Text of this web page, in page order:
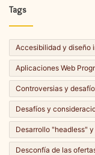
Tags
Accesibilidad y diseño
Aplicaciones Web
Controversias y
Desafíos y
Desarrollo "headless"
Desconfía de las